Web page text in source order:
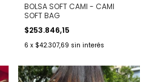
BOLSA SOFT CAMI - CAMI
SOFT BAG
$253.846,15
6 x $42.307,69 sin interés